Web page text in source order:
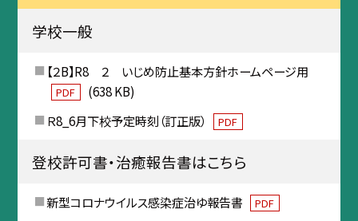
学校一般
【２B】R8 ２ いじめ防止基本方針ホームページ用
PDF
(638 KB)
Ｒ8_6月下校予定時刻（訂正版）
PDF
登校許可書・治癒報告書はこちら
新型コロナウイルス感染症治ゆ報告書 PDF